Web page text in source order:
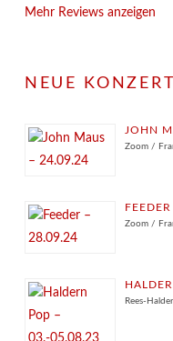
Mehr Reviews anzeigen
NEUE
JOHN
Zoom /
Zoom /
Rees-